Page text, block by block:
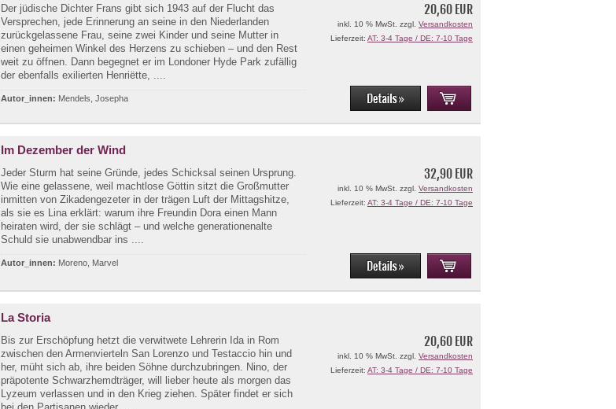
Der jüdische Dichter Frans gibt sich 1943 auf der Flucht das
Versprechen, jede Erinnerung an seine in den Niederlanden
zurückgelassene Frau, seine zwei Kinder und seine Mutter in
einen geheimen Winkel des Herzens zu schieben – und den Rest
weit zu öffnen. Dann begegnet er im Londoner Hyde Park zufällig
der ebenfalls exilierten Henriëtte, ....
Autor_innen: Mendels, Josepha
20,60 EUR
inkl. 10 % MwSt. zzgl. Versandkosten
Lieferzeit: AT: 3-4 Tage / DE: 7-10 Tage
Im Dezember der Wind
Jeder Sturm hat seine Gründe, jedes Schicksal seinen Ursprung.
Wie eine gelassene, weil machtlose Göttin sitzt die Großmutter
inmitten von Zikadengezeter in der trägen Luft der Mittagshitze,
als sie es Lina erklärt: warum ihre Freundin Dora einen Mann
heiraten wird, der sie schlägt – und welche generationenalte
Schuld sie unabwendbar ins ....
Autor_innen: Moreno, Marvel
32,90 EUR
inkl. 10 % MwSt. zzgl. Versandkosten
Lieferzeit: AT: 3-4 Tage / DE: 7-10 Tage
La Storia
Bis zur Erschöpfung hetzt die verwitwete Lehrerin Ida in Rom
zwischen den Armenvierteln San Lorenzo und Testaccio hin und
her, müht sich ab, ihre beiden Söhne durchzubringen. Nino, der
präpotente Schwarzhemdträger, will lieber heute als morgen das
Lyzeum verlassen und in den Krieg ziehen. Später findet er sich
20,60 EUR
inkl. 10 % MwSt. zzgl. Versandkosten
Lieferzeit: AT: 3-4 Tage / DE: 7-10 Tage